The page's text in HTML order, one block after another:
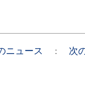
ニュース : 次